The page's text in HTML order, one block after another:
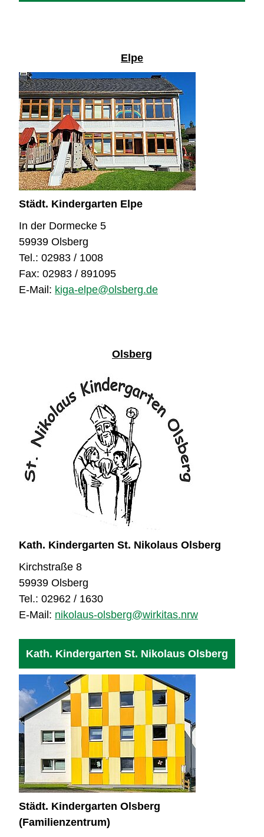
Elpe
Städt. Kindergarten Elpe
In der Dormecke 5
59939 Olsberg
Tel.: 02983 / 1008
Fax: 02983 / 891095
E-Mail: kiga-elpe@olsberg.de
Olsberg
Kath. Kindergarten St. Nikolaus Olsberg
Kirchstraße 8
59939 Olsberg
Tel.: 02962 / 1630
E-Mail: nikolaus-olsberg@wirkitas.nrw
Kath. Kindergarten St. Nikolaus Olsberg
Städt. Kindergarten Olsberg
(Familienzentrum)